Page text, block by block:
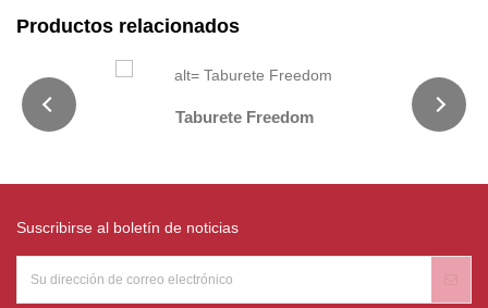
Productos relacionados
Taburete Freedom
Suscribirse al boletín de noticias